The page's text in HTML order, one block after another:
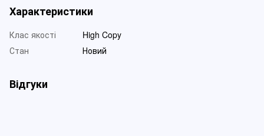
Характеристики
Клас якості
High Copy
Стан
Новий
Відгуки